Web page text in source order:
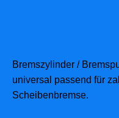
Bremszylinder /
universal passend für
Scheibenbremse.